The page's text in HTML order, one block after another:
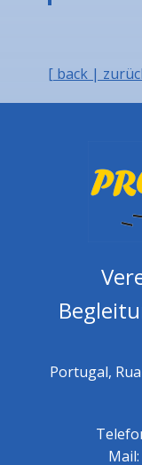
[ back |
Portugal,
Mail: